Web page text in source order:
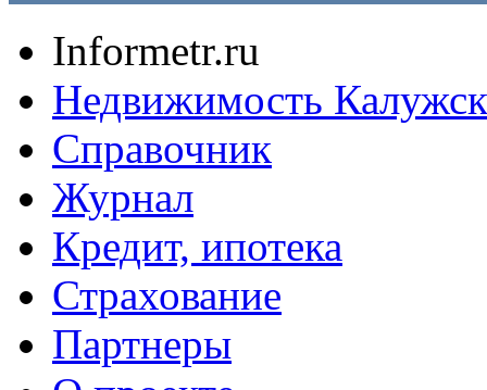
Informetr.ru
Недвижимость
Справочник
Журнал
Кредит, ипотека
Страхование
Партнеры